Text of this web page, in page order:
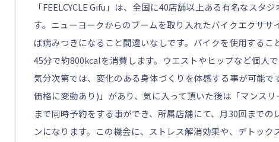
「FEELCYCLE Gifu」は、全国に40店舗以上ある有名なス
す。ニューヨークからのブームを取り入れたバイクエクサ
ば病みつきになること間違いなしです。バイクを使用する
45分で約800kcalを消費します。ウエストやヒップなど個人
気分次第では、変化のある身体づくりを体感する事が可能
価格に変動あり)」があり、気に入って頂いた後は「マンス
まで同時予約をする事ができ、所属店舗にて、月30回まで
ンになります。この機会に、ストレス解消効果や、デトック